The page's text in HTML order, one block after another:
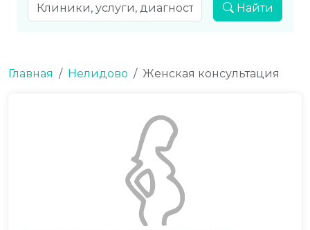
Найти
Главная Нелидово Женская консультация